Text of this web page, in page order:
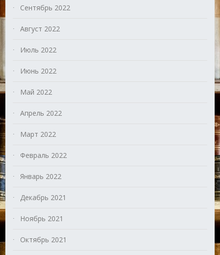
Сентябрь 2022
Август 2022
Июль 2022
Июнь 2022
Май 2022
Апрель 2022
Март 2022
Февраль 2022
Январь 2022
Декабрь 2021
Ноябрь 2021
Октябрь 2021